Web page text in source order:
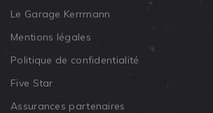
Le Garage Kerrmann
Mentions légales
Politique de confidentialité
Five Star
Assurances partenaires